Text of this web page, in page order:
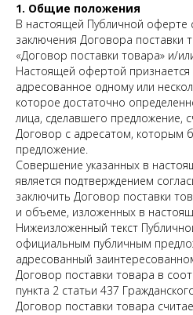
1. Общие положения
В настоящей Публичной оферте
заключения Договора поставки
«Договор поставки товара» и/
Настоящей офертой признается
адресованное одному или
которое достаточно
лица, сделавшего предложение,
Договор с адресатом, которым
предложение.
Совершение указанных в
является подтверждением
заключить Договор поставки
и объеме, изложенных в
Нижеизложенный текст
официальным публичным
адресованный
Договор поставки товара в
пункта 2 статьи 437
Договор поставки товара